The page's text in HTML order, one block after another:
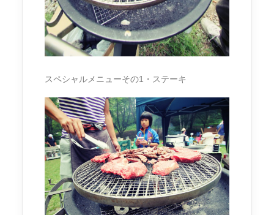
スペシャルメニューその1・ステーキ